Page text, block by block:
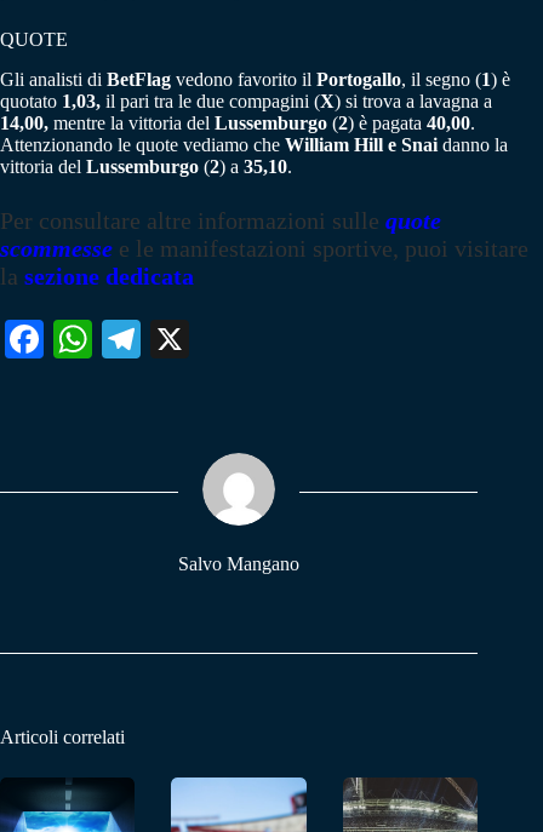
QUOTE
Gli analisti di BetFlag vedono favorito il Portogallo, il segno (1) è
quotato 1,03, il pari tra le due compagini (X) si trova a lavagna a
14,00, mentre la vittoria del Lussemburgo (2) è pagata 40,00.
Attenzionando le quote vediamo che William Hill e Snai danno la
vittoria del Lussemburgo (2) a 35,10.
Per consultare altre informazioni sulle quote
scommesse e le manifestazioni sportive, puoi visitare
la sezione dedicata
Fa W
pp
Te
m
Salvo Mangano
Articoli correlati